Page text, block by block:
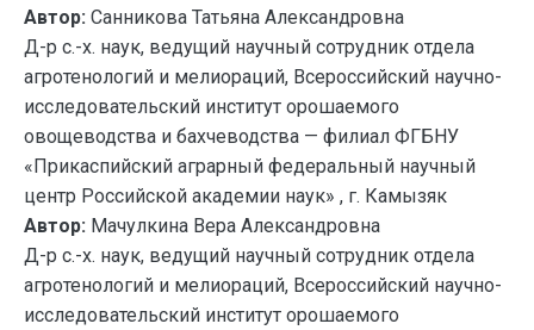
Автор: Санникова Татьяна Александровна
Д-р с.-х. наук, ведущий научный сотрудник отдела
агротенологий и мелиораций, Всероссийский научно-
исследовательский институт орошаемого
овощеводства и бахчеводства — филиал ФГБНУ
«Прикаспийский аграрный федеральный научный
центр Российской академии наук» , г. Камызяк
Автор: Мачулкина Вера Александровна
Д-р с.-х. наук, ведущий научный сотрудник отдела
агротенологий и мелиораций, Всероссийский научно-
исследовательский институт орошаемого